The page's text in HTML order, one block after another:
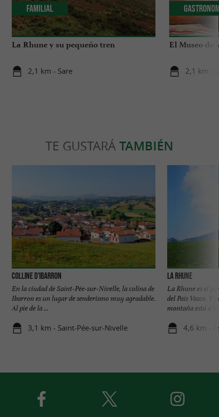
La Rhune y su pequeño tren
2,1 km - Sare
Familial
El Museo de
2,1 km -
TE GUSTARÁ TAMBIÉN
Colline d'Ibarron
En la ciudad de Saint-Pée-sur-Nivelle, la colina de
Ibarron es un lugar de senderismo muy agradable.
Al pie de la ...
3,1 km - Saint-Pée-sur-Nivelle
La Rhune
La Rhune es el
del País Vasco. Y
montaña está a la
4,6 km -